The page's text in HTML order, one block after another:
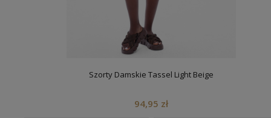
Szorty Damskie Tassel Light Beige
94,95 zł